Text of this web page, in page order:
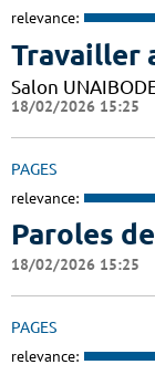
relevance:
Travailler
Salon
18/02/2026 15:25
PAGES
relevance:
Paroles
18/02/2026 15:25
PAGES
relevance: